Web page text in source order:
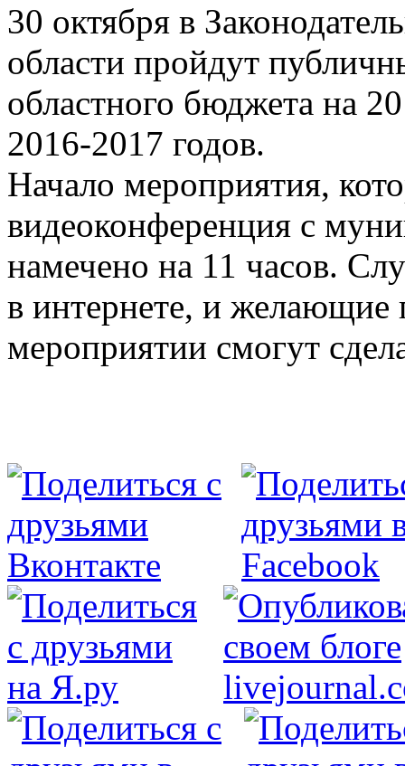
30 октября в
области пройдут
областного бюджета на
2016-2017 годов.
Начало мероприятия,
видеоконференция с
намечено на 11 часов.
в интернете, и желающие
мероприятии смогут